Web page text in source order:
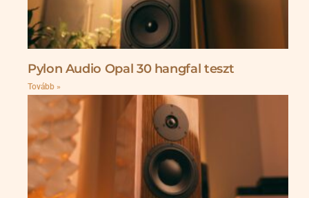
Pylon Audio Opal 30 hangfal teszt
Tovább »